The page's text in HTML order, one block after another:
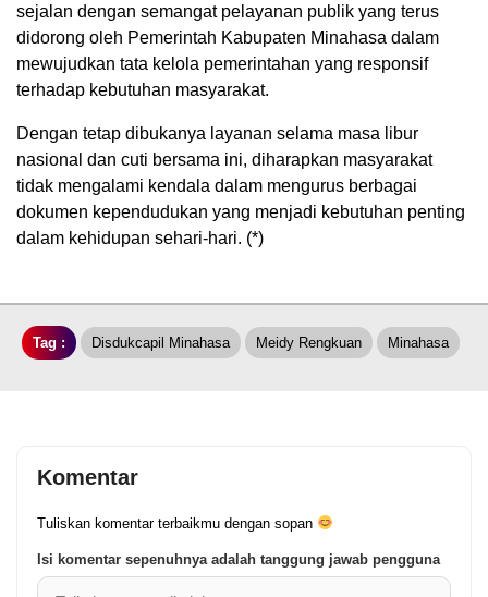
sejalan dengan semangat pelayanan publik yang terus
didorong oleh Pemerintah Kabupaten Minahasa dalam
mewujudkan tata kelola pemerintahan yang responsif
terhadap kebutuhan masyarakat.
Dengan tetap dibukanya layanan selama masa libur
nasional dan cuti bersama ini, diharapkan masyarakat
tidak mengalami kendala dalam mengurus berbagai
dokumen kependudukan yang menjadi kebutuhan penting
dalam kehidupan sehari-hari. (*)
Tag : Disdukcapil Minahasa Meidy Rengkuan Minahasa
Komentar
Tuliskan komentar terbaikmu dengan sopan
Isi komentar sepenuhnya adalah tanggung jawab pengguna